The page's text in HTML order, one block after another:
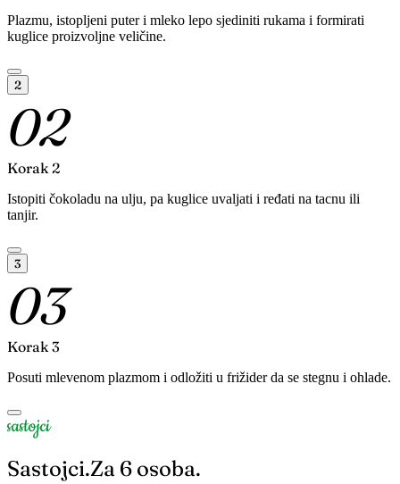
Plazmu, istopljeni puter i mleko lepo sjediniti rukama i formirati
kuglice proizvoljne veličine.
2
02
Korak 2
Istopiti čokoladu na ulju, pa kuglice uvaljati i ređati na tacnu ili
tanjir.
3
03
Korak 3
Posuti mlevenom plazmom i odložiti u frižider da se stegnu i ohlade.
sastojci
Sastojci.Za 6 osoba.